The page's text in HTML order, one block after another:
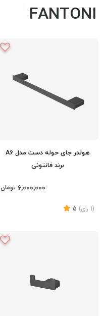
FANTONI
هولدر جای حوله دست مدل A6
برند فانتونی
6,000,000 تومان
(1 رای)
5